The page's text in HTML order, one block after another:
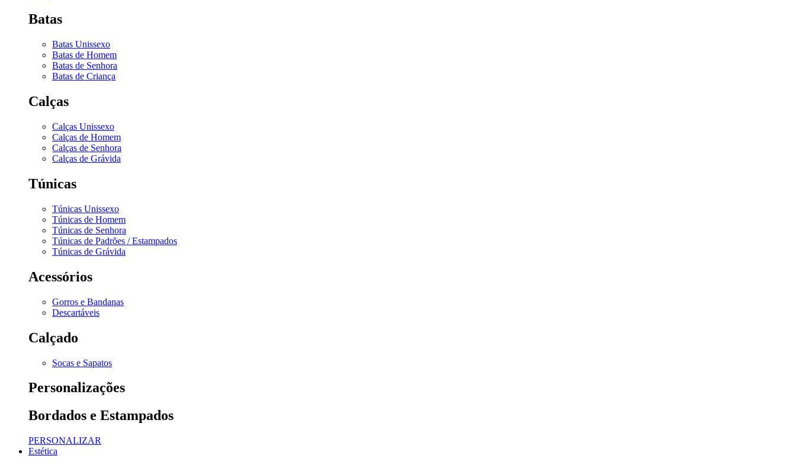
Batas
Batas Unissexo
Batas de Homem
Batas de Senhora
Batas de Criança
Calças
Calças Unissexo
Calças de Homem
Calças de Senhora
Calças de Grávida
Túnicas
Túnicas Unissexo
Túnicas de Homem
Túnicas de Senhora
Túnicas de Padrões / Estampados
Túnicas de Grávida
Acessórios
Gorros e Bandanas
Descartáveis
Calçado
Socas e Sapatos
Personalizações
Bordados e Estampados
PERSONALIZAR
Estética